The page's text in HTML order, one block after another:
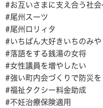
#お互いさまに支え合う社会
#尾州スーツ
#尾州ロリィタ
#いちばん大好きいちのみや
#落語をする銭湯の女将
#女性議員を増やしたい
#強い町内会づくりで防災を
#福祉タクシー料金助成
#不妊治療保険適用